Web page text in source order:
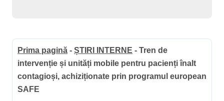
Prima pagină - ȘTIRI INTERNE - Tren de
intervenție și unități mobile pentru pacienți înalt
contagioși, achiziționate prin programul european
SAFE